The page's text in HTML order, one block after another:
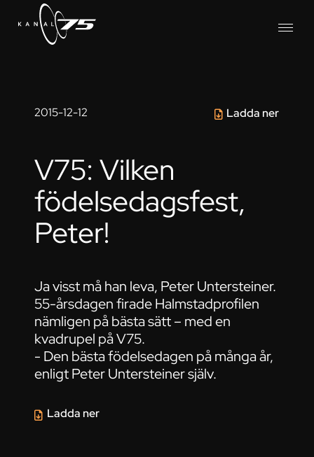
2015-12-12 Ladda ner
V75: Vilken
födelsedagsfest,
Peter!
Ja visst må han leva, Peter Untersteiner.
55-årsdagen firade Halmstadprofilen
nämligen på bästa sätt – med en
kvadrupel på V75.
- Den bästa födelsedagen på många år,
enligt Peter Untersteiner själv.
Ladda ner